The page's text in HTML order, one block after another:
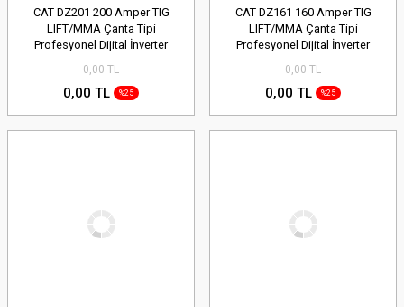
CAT DZ201 200 Amper TIG
LIFT/MMA Çanta Tipi
Profesyonel Dijital İnverter
0,00 TL
0,00 TL %25
CAT DZ161 160 Amper TIG
LIFT/MMA Çanta Tipi
Profesyonel Dijital İnverter
0,00 TL
0,00 TL %25